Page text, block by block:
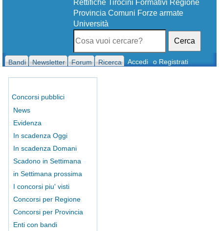
Rettifiche Tirocini Formativi Regione
Provincia Comuni Forze armate
Università
Cerca
Bandi Newsletter Forum Ricerca Accedi o Registrati
Concorsi pubblici
News
Evidenza
In scadenza Oggi
In scadenza Domani
Scadono in Settimana
in Settimana prossima
I concorsi piu' visti
Concorsi per Regione
Concorsi per Provincia
Enti con bandi